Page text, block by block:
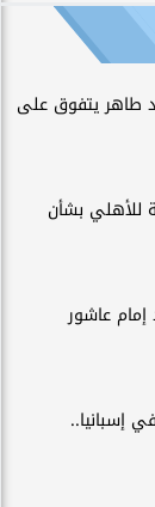
طاهر يتفوق على
للأهلي بشأن
عاشور
إسبانيا..